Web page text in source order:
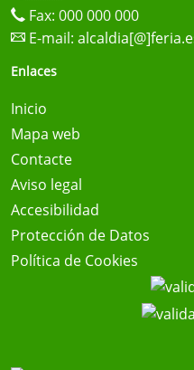
Fax: 000 000 000
E-mail:
Enlaces
Inicio
Mapa web
Contacte
Aviso legal
Accesibilidad
Protección de Datos
Política de Cookies